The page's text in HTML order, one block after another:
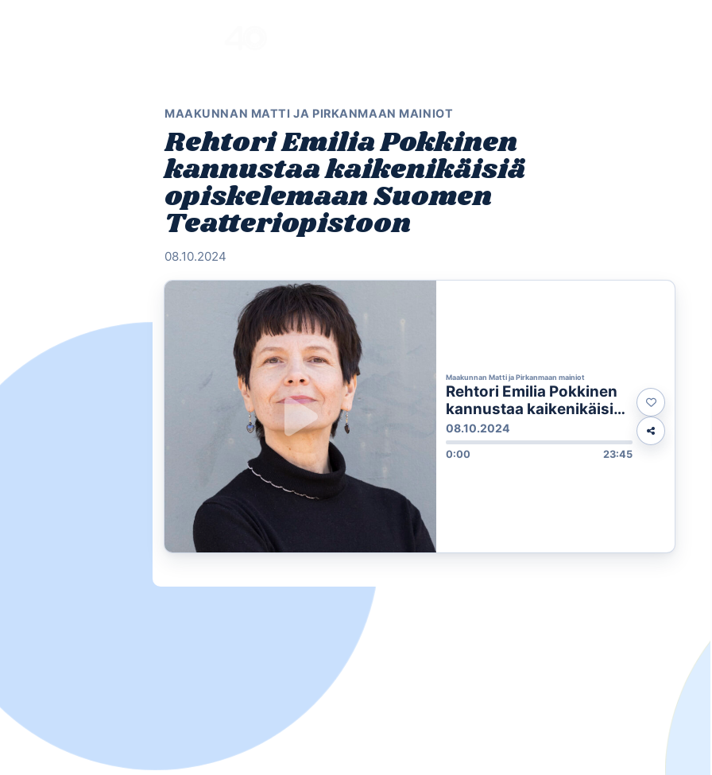
MAAKUNNAN MATTI JA PIRKANMAAN MAINIOT
Rehtori Emilia Pokkinen
kannustaa kaikenikäisiä
opiskelemaan Suomen
Teatteriopistoon
08.10.2024
Maakunnan Matti ja Pirkanmaan mainiot
Rehtori Emilia Pokkinen
kannustaa kaikenikäisiä
opiskelemaan Suomen
Teatteriopistoon
08.10.2024
0:00 23:45